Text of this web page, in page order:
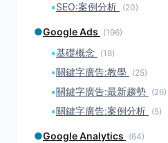
▪SEO:案例分析 (20)
●Google Ads (196)
▪基礎概念 (18)
▪關鍵字廣告:教學 (25)
▪關鍵字廣告:最新趨勢 (26)
▪關鍵字廣告:案例分析 (5)
●Google Analytics (64)